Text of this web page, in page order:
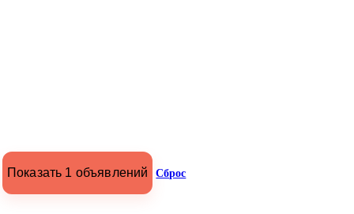
Показать 1 объявлений Сброс